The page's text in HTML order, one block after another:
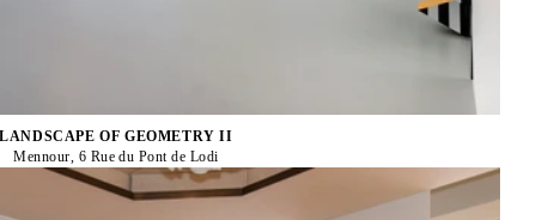
LANDSCAPE OF GEOMETRY II
Mennour, 6 Rue du Pont de Lodi